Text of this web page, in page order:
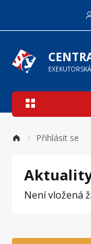
hlavnímu
obsahu
Hlavní
Přihlásit se
Není vložená